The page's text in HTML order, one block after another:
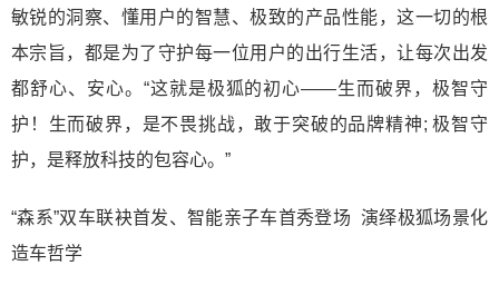
敏锐的洞察、懂用户的智慧、极致的产品性能，这一切的根
本宗旨，都是为了守护每一位用户的出行生活，让每次出发
都舒心、安心。“这就是极狐的初心——生而破界，极智守
护！生而破界，是不畏挑战，敢于突破的品牌精神; 极智守
护，是释放科技的包容心。”
“森系”双车联袂首发、智能亲子车首秀登场 演绎极狐场景化
造车哲学